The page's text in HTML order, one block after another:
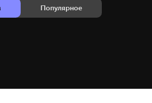
Популярное